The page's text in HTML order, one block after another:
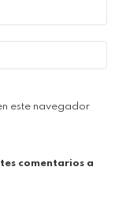
este navegador
comentarios a